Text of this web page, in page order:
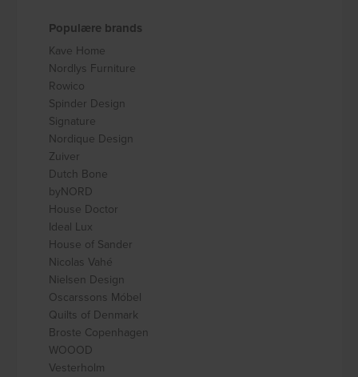
Populære brands
Kave Home
Nordlys Furniture
Rowico
Spinder Design
Signature
Nordique Design
Zuiver
Dutch Bone
byNORD
House Doctor
Ideal Lux
House of Sander
Nicolas Vahé
Nielsen Design
Oscarssons Móbel
Quilts of Denmark
Broste Copenhagen
WOOOD
Vesterholm